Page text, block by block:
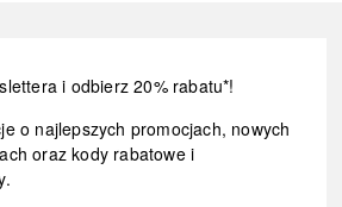
i odbierz 20% rabatu*!
o najlepszych promocjach, nowych
oraz kody rabatowe i